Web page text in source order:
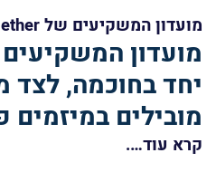
מועדון המשקיעים של Together
מועדון
יחד בחוכמה, לצד
מובילים במיזמים
קרא עוד….